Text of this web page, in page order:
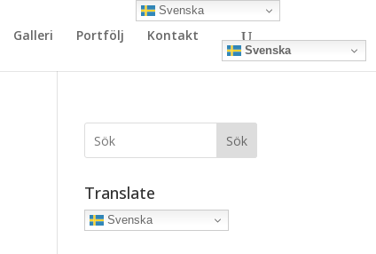
Galleri Portfölj Kontakt
Svenska
Sök
Translate
Svenska
Svenska